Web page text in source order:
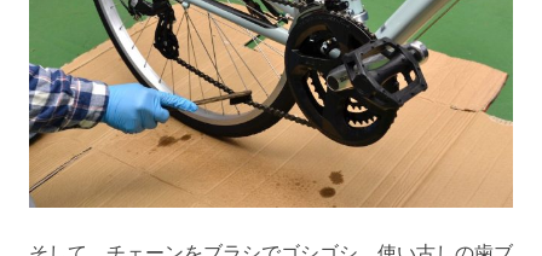
そして、チェーンをブラシでゴシゴシ。使い古しの⻭ブ